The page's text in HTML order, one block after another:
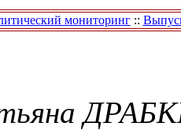
мониторинг::